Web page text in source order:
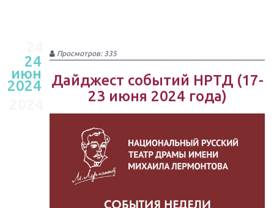
июн
24
июн
2024
Просмотров: 335
Дайджест событий НРТД (17-
23 июня 2024 года)